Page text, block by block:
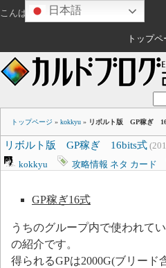
こんばんは ゲスト さん
トップペ
トップページ » kokkyu » リボルト版 GP稼ぎ
リボルト版 GP稼ぎ 16bits式
kokkyu
攻略情報 ネタ カード
GP稼ぎ16式
うちのグループ内で使われて
の紹介です。
得られるGPは2000G(ブリード
日本語